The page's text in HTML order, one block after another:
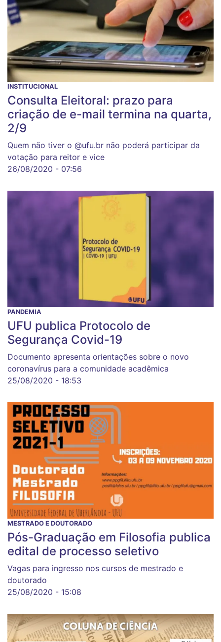
INSTITUCIONAL
Consulta Eleitoral: prazo para
criação de e-mail termina na quarta,
2/9
Quem não tiver o @ufu.br não poderá participar da
votação para reitor e vice
26/08/2020 - 07:56
PANDEMIA
UFU publica Protocolo de
Segurança Covid-19
Documento apresenta orientações sobre o novo
coronavírus para a comunidade acadêmica
25/08/2020 - 18:53
MESTRADO E DOUTORADO
Pós-Graduação em Filosofia publica
edital de processo seletivo
Vagas para ingresso nos cursos de mestrado e
doutorado
25/08/2020 - 15:08